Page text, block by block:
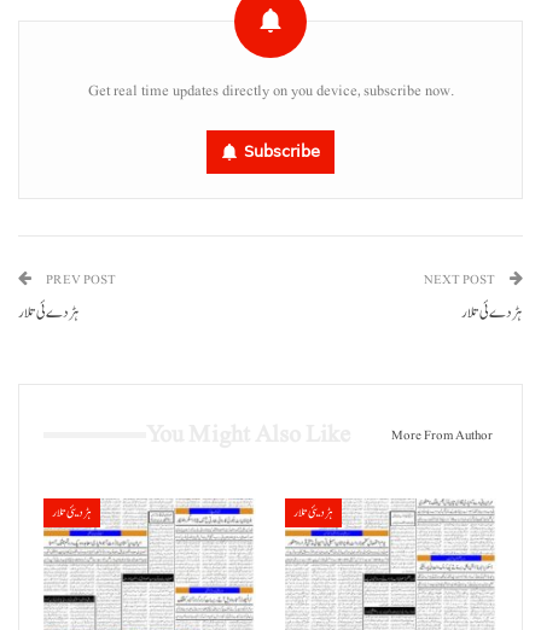
Get real time updates directly on you device, subscribe now.
Subscribe
PREV POST
ہڑدے ئی تلار
NEXT POST
ہڑدے ئی تلار
More From Author
ہڑدیئی تلار ہڑدیئی تلار